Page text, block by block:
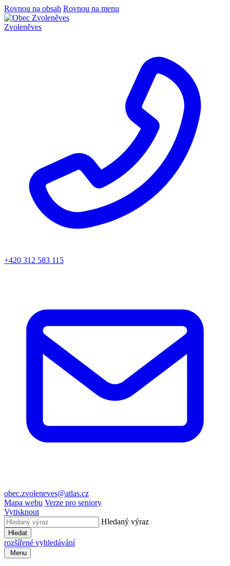
Rovnou na obsah Rovnou na menu
Zvoleněves
+420 312 583 115
obec.zvoleneves@atlas.cz
Mapa webu Verze pro seniory
Vytisknout
Hledaný výraz
Hledat
rozšířené vyhledávání
Menu